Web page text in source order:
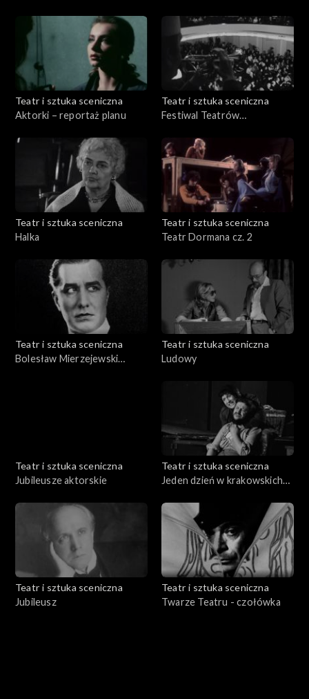
Teatr i sztuka sceniczna
Aktorki – reportaż planu
Teatr i sztuka sceniczna
Festiwal Teatrów
Socjalistycznych
Teatr i sztuka sceniczna
Halka
Teatr i sztuka sceniczna
Teatr Dormana cz. 2
Teatr i sztuka sceniczna
Bolesław Mierzejewski
Teatr i sztuka sceniczna
Ludowy
Teatr i sztuka sceniczna
Jubileusze aktorskie
Teatr i sztuka sceniczna
Jeden dzień w krakowskich
Teatr i sztuka sceniczna
Jubileusz
Teatr i sztuka sceniczna
Twarze Teatru - czołówka